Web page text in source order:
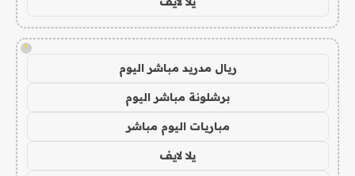
!
ريال مدريد مباشر اليوم
برشلونة مباشر اليوم
مباريات اليوم مباشر
يلا لايف